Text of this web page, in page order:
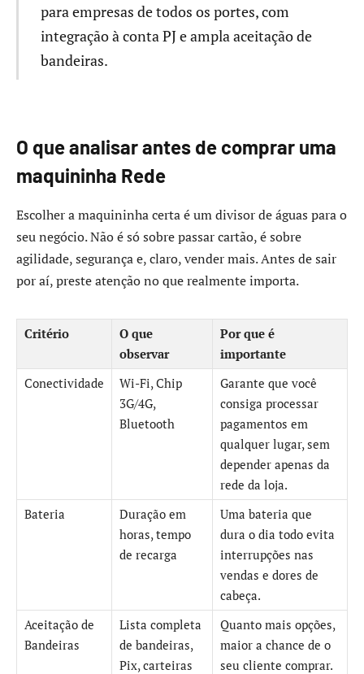
para empresas de todos os portes, com
integração à conta PJ e ampla aceitação de
bandeiras.
O que analisar antes de comprar uma
maquininha Rede
Escolher a maquininha certa é um divisor de águas para o
seu negócio. Não é só sobre passar cartão, é sobre
agilidade, segurança e, claro, vender mais. Antes de sair
por aí, preste atenção no que realmente importa.
Critério
O que
observar
Por que é
importante
Conectividade
Wi-Fi, Chip
3G/4G,
Bluetooth
Garante que você
consiga processar
pagamentos em
qualquer lugar, sem
depender apenas da
rede da loja.
Bateria
Duração em
horas, tempo
de recarga
Uma bateria que
dura o dia todo evita
interrupções nas
vendas e dores de
cabeça.
Aceitação de
Bandeiras
Lista completa
de bandeiras,
Pix, carteiras
Quanto mais opções,
maior a chance de o
seu cliente comprar.